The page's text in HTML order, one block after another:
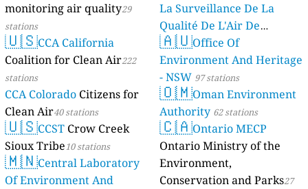
monitoring air quality29
stations
🇺🇸CCA California
Coalition for Clean Air222
stations
CCA Colorado Citizens for
Clean Air40 stations
🇺🇸CCST Crow Creek
Sioux Tribe10 stations
🇲🇳Central Laboratory
Of Environment And
La Surveillance De La
Qualité De L'Air De
Mayotte 4 stations
🇦🇺Office Of
Environment And Heritage
- NSW 97 stations
🇴🇲Oman Environment
Authority 62 stations
🇨🇦Ontario MECP
Ontario Ministry of the
Environment,
Conservation and Parks27